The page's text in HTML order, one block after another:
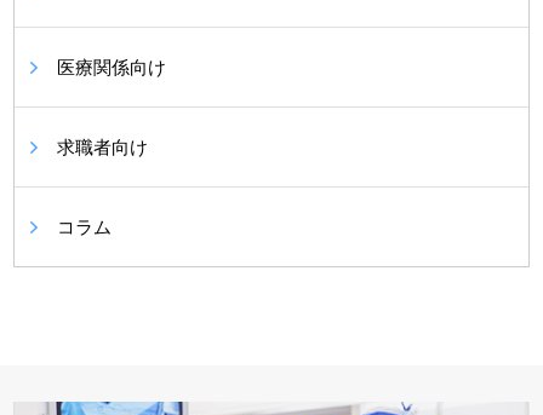
医療関係向け
求職者向け
コラム